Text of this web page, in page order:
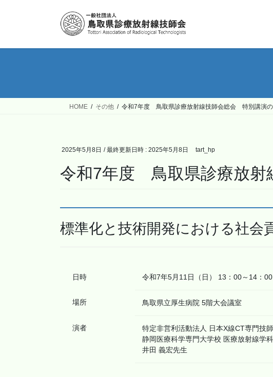
HOME その他 令和7年度 鳥取県診療放射線技師会総会 特別講演
2025年5月8日 / 最終更新日時 : 2025年5月8日 tart_hp
令和7年度 鳥取県診療放
標準化と技術開発における社会
日時 令和7年5月11日（日） 13：00～14：00
場所 鳥取県立厚生病院 5階大会議室
演者
特定非営利活動法人 日本X線CT専門技
静岡医療科学専門大学校 医療放射線学
井田 義宏先生